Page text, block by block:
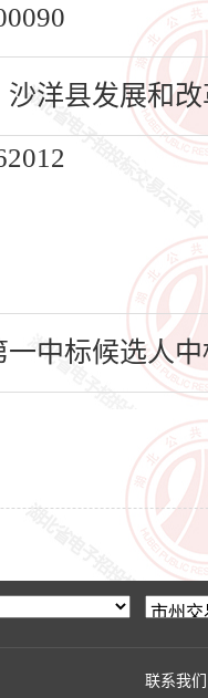
洋县发展和改
中标候选人中
联系我们